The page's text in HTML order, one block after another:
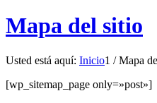
Mapa del sitio
Usted está aquí: Inicio1 / Mapa
[wp_sitemap_page only=»post»]